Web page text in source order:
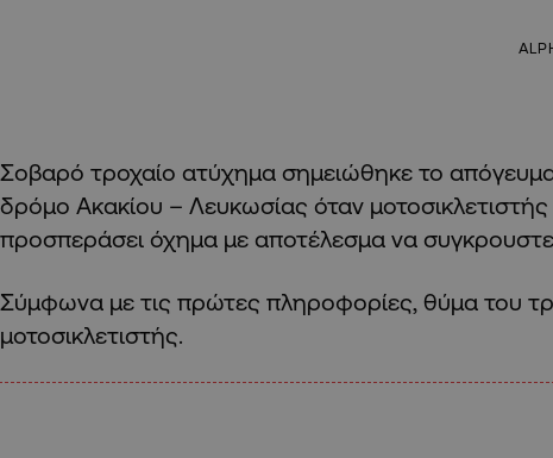
Σοβαρό τροχαίο ατύχημα σημειώθηκε το
δρόμο Ακακίου – Λευκωσίας όταν
προσπεράσει όχημα με αποτέλεσμα να
Σύμφωνα με τις πρώτες πληροφορίες, θύμα του
μοτοσικλετιστής.